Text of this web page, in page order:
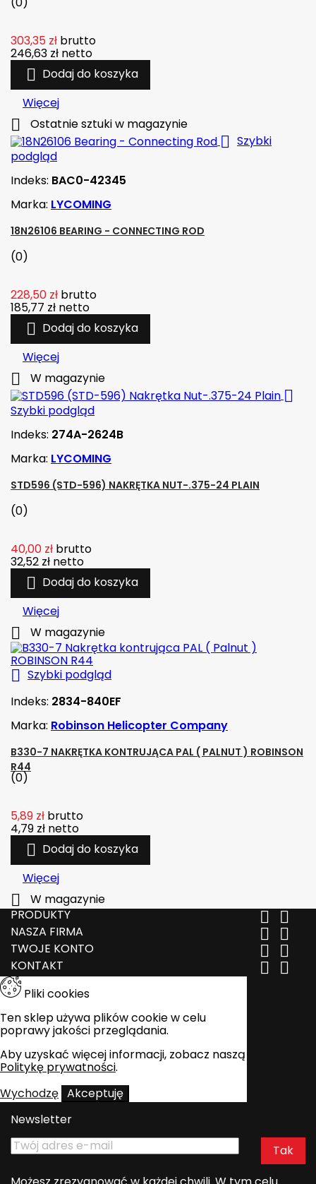
303,35 zł brutto
246,63 zł netto
 Dodaj do koszyka
Więcej
 Ostatnie sztuki w magazynie
 Szybki
podgląd
Indeks: BAC0-42345
Marka: LYCOMING
18N26106 BEARING - CONNECTING ROD
(0)
228,50 zł brutto
185,77 zł netto
 Dodaj do koszyka
Więcej
 W magazynie

Szybki podgląd
Indeks: 274A-2624B
Marka: LYCOMING
STD596 (STD-596) NAKRĘTKA NUT-.375-24 PLAIN
(0)
40,00 zł brutto
32,52 zł netto
 Dodaj do koszyka
Więcej
 W magazynie
 Szybki podgląd
Indeks: 2834-840EF
Marka: Robinson Helicopter Company
B330-7 NAKRĘTKA KONTRUJĄCA PAL ( PALNUT ) ROBINSON
R44
(0)
5,89 zł brutto
4,79 zł netto
 Dodaj do koszyka
Więcej

W magazynie
PRODUKTY
 
NASZA FIRMA  
TWOJE KONTO  
KONTAKT  
Pliki cookies
Ten sklep używa plików cookie w celu
poprawy jakości przeglądania.
Aby uzyskać więcej informacji, zobacz naszą
Politykę prywatności.
Wychodzę Akceptuję
Newsletter